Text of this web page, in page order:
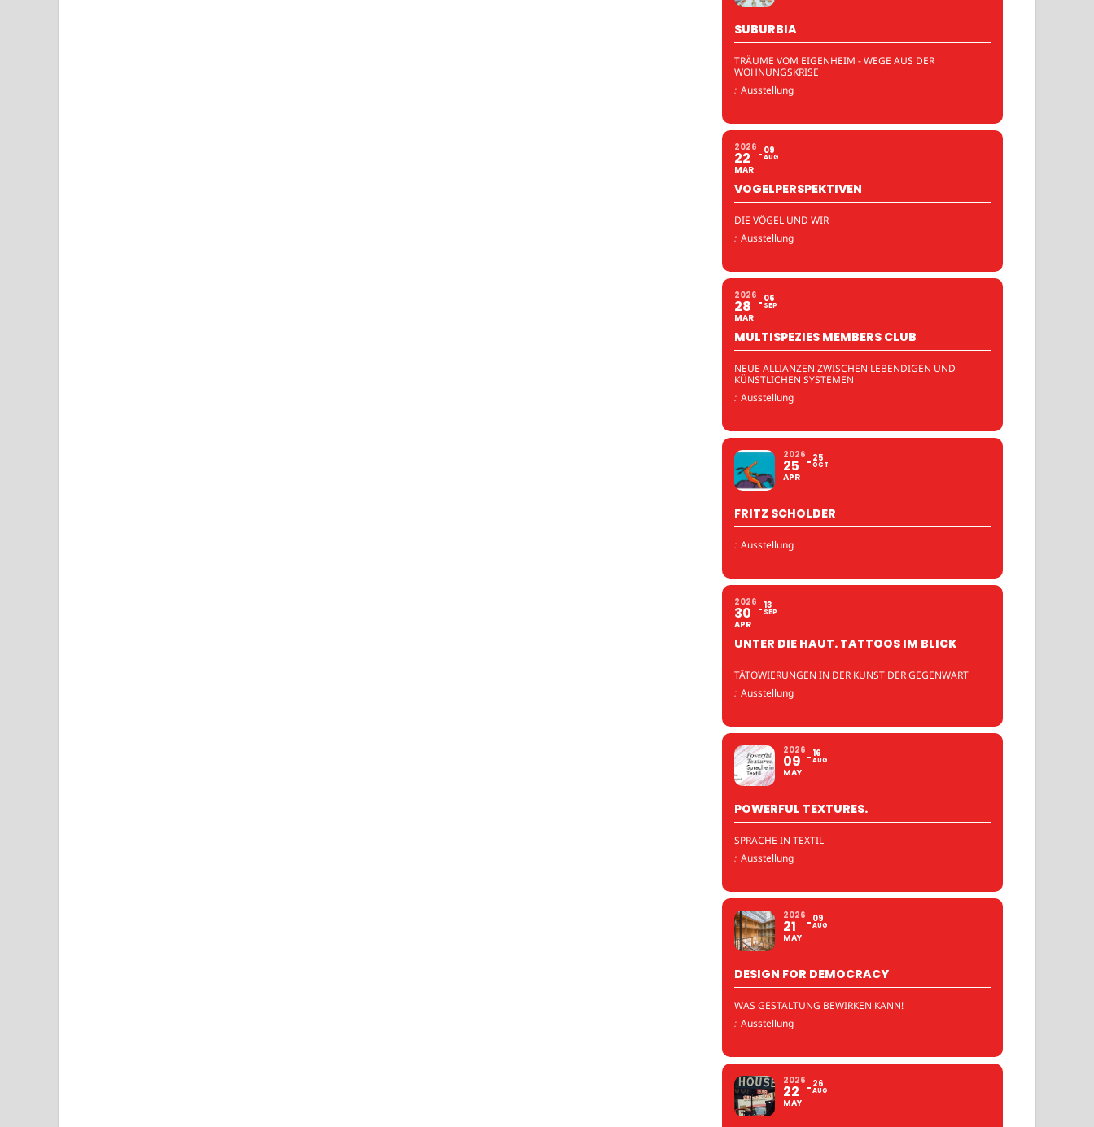
SUBURBIA
TRÄUME VOM EIGENHEIM - WEGE AUS DER
WOHNUNGSKRISE
: Ausstellung
2026
22
MAR
09
AUG
VOGELPERSPEKTIVEN
DIE VÖGEL UND WIR
: Ausstellung
2026
28
MAR
06
SEP
MULTISPEZIES MEMBERS CLUB
NEUE ALLIANZEN ZWISCHEN LEBENDIGEN UND
KÜNSTLICHEN SYSTEMEN
: Ausstellung
2026
25
APR
25
OCT
FRITZ SCHOLDER
: Ausstellung
2026
30
APR
13
SEP
UNTER DIE HAUT. TATTOOS IM BLICK
TÄTOWIERUNGEN IN DER KUNST DER GEGENWART
: Ausstellung
2026
09
MAY
16
AUG
POWERFUL TEXTURES.
SPRACHE IN TEXTIL
: Ausstellung
2026
21
MAY
09
AUG
DESIGN FOR DEMOCRACY
WAS GESTALTUNG BEWIRKEN KANN!
: Ausstellung
2026
22
MAY
26
AUG